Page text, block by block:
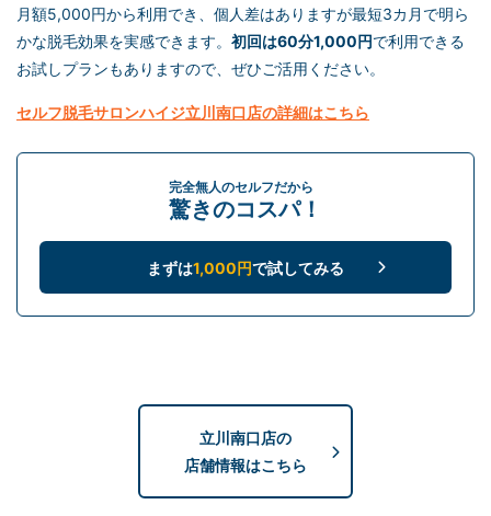
月額5,000円から利用でき、個人差はありますが最短3カ月で明ら
かな脱毛効果を実感できます。 初回は60分1,000円で利用できる
お試しプランもありますので、ぜひご活用ください。
セルフ脱毛サロンハイジ立川南口店の詳細はこちら
完全無人のセルフだから
驚きのコスパ！
まずは1,000円で試してみる
立川南口店の
店舗情報はこちら